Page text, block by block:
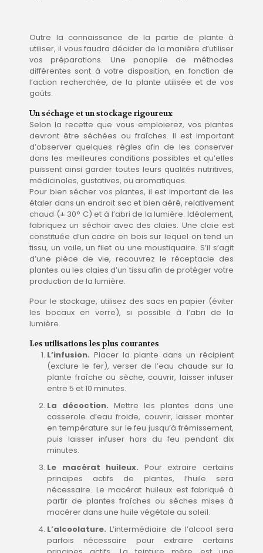
Outre la connaissance de la partie de plante à
utiliser, il vous faudra décider de la manière d’utiliser
vos préparations. Une panoplie de méthodes
différentes sont à votre disposition, en fonction de
l’action recherchée, de la plante utilisée et de vos
goûts.
Un séchage et un stockage rigoureux
Selon la recette que vous emploierez, vos plantes
devront être séchées ou fraîches. Il est important
d’observer quelques règles afin de les conserver
dans les meilleures conditions possibles et qu’elles
puissent ainsi garder toutes leurs qualités nutritives,
médicinales, gustatives, ou aromatiques.
Pour bien sécher vos plantes, il est important de les
étaler dans un endroit sec et bien aéré, relativement
chaud (± 30° C) et à l’abri de la lumière. Idéalement,
fabriquez un séchoir avec des claies. Une claie est
constituée d’un cadre en bois sur lequel on tend un
tissu, un voile, un filet ou une moustiquaire. S’il s’agit
d’une pièce de vie, recouvrez le réceptacle des
plantes ou les claies d’un tissu afin de protéger votre
production de la lumière.
Pour le stockage, utilisez des sacs en papier (éviter
les bocaux en verre), si possible à l’abri de la
lumière.
Les utilisations les plus courantes
L’infusion. Placer la plante dans un récipient
(exclure le fer), verser de l’eau chaude sur la
plante fraîche ou sèche, couvrir, laisser infuser
entre 5 et 10 minutes.
La décoction. Mettre les plantes dans une
casserole d’eau froide, couvrir, laisser monter
en température sur le feu jusqu’à frémissement,
puis laisser infuser hors du feu pendant dix
minutes.
Le macérat huileux. Pour extraire certains
principes actifs de plantes, l’huile sera
nécessaire. Le macérat huileux est fabriqué à
partir de plantes fraîches ou sèches mises à
macérer dans une huile végétale au soleil.
L’alcoolature. L’intermédiaire de l’alcool sera
parfois nécessaire pour extraire certains